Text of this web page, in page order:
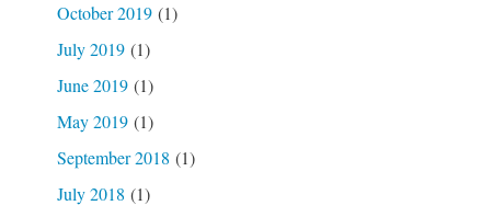
October 2019(1)
July 2019(1)
June 2019(1)
May 2019(1)
September 2018 (1)
July 2018 (1)